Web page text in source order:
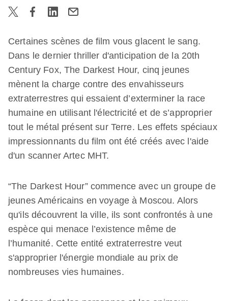
Certaines scènes de film vous glacent le sang.
Dans le dernier thriller d'anticipation de la 20th
Century Fox, The Darkest Hour, cinq jeunes
mènent la charge contre des envahisseurs
extraterrestres qui essaient d’exterminer la race
humaine en utilisant l'électricité et de s’approprier
tout le métal présent sur Terre. Les effets spéciaux
impressionnants du film ont été créés avec l'aide
d'un scanner Artec MHT.
“The Darkest Hour” commence avec un groupe de
jeunes Américains en voyage à Moscou. Alors
qu'ils découvrent la ville, ils sont confrontés à une
espèce qui menace l’existence même de
l’humanité. Cette entité extraterrestre veut
s'approprier l'énergie mondiale au prix de
nombreuses vies humaines.